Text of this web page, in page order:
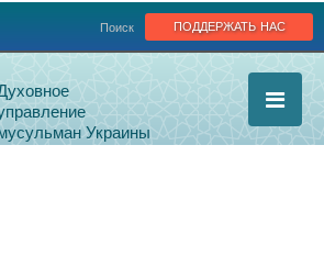
поддержать нас
Поиск
Украины